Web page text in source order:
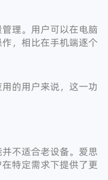
理。用户可以在电脑
，相比在手机端逐个
的用户来说，这一功
不适合老设备。爱思
特定需求下提供了更